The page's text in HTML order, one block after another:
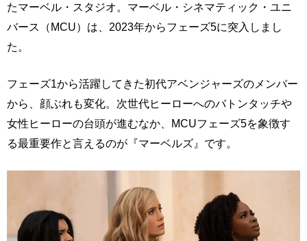
たマーベル・スタジオ。マーベル・シネマティック・ユニ
バース（MCU）は、2023年からフェーズ5に突入しまし
た。
フェーズ1から活躍してきた初代アベンジャーズのメンバー
から、顔ぶれも変化。次世代ヒーローへのバトンタッチや
女性ヒーローの台頭が進むなか、MCUフェーズ5を象徴す
る最重要作と言えるのが『マーベルズ』です。